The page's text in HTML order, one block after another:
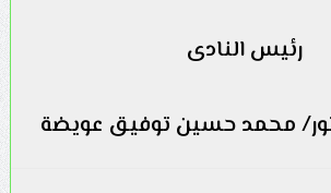
رئيس النادى
محمد حسين توفيق عويضة